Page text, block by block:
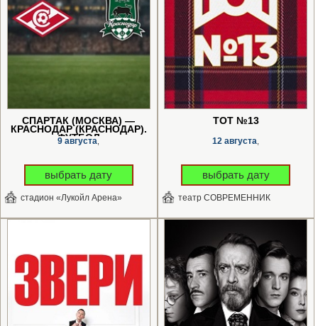
СПАРТАК (МОСКВА) —
КРАСНОДАР (КРАСНОДАР).
ФУТБОЛ
9 августа
выбрать дату
стадион «Лукойл Арена»
ТОТ №13
12 августа
выбрать дату
театр СОВРЕМЕННИК